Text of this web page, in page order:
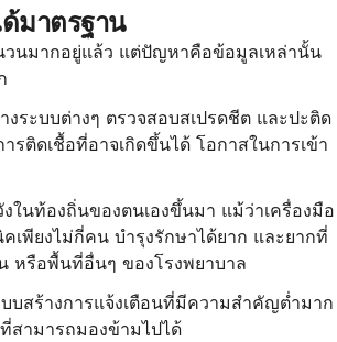
มาตรฐาน
วนมากอยู่แล้ว แต่ปัญหาคือข้อมูลเหล่านั้น
ระบบต่างๆ ตรวจสอบสเปรดชีต และปะติด
รติดเชื้อที่อาจเกิดขึ้นได้ โอกาสในการเข้า
ในท้องถิ่นของตนเองขึ้นมา แม้ว่าเครื่องมือ
เพียงไม่กี่คน บำรุงรักษาได้ยาก และยากที่
หรือพื้นที่อื่นๆ ของโรงพยาบาล
บสร้างการแจ้งเตือนที่มีความสำคัญต่ำมาก
สามารถมองข้ามไปได้